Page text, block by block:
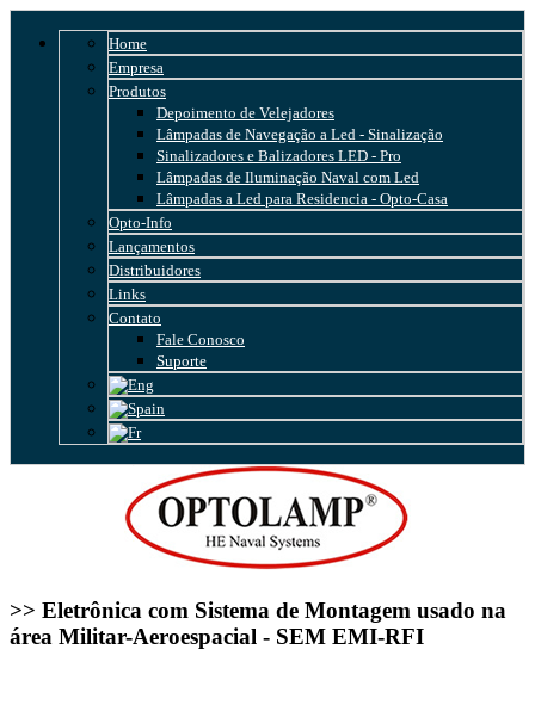
Home
Empresa
Produtos
Depoimento de Velejadores
Lâmpadas de Navegação a Led - Sinalização
Sinalizadores e Balizadores LED - Pro
Lâmpadas de Iluminação Naval com Led
Lâmpadas a Led para Residencia - Opto-Casa
Opto-Info
Lançamentos
Distribuidores
Links
Contato
Fale Conosco
Suporte
>> Eletrônica com Sistema de Montagem usado na
área Militar-Aeroespacial - SEM EMI-RFI